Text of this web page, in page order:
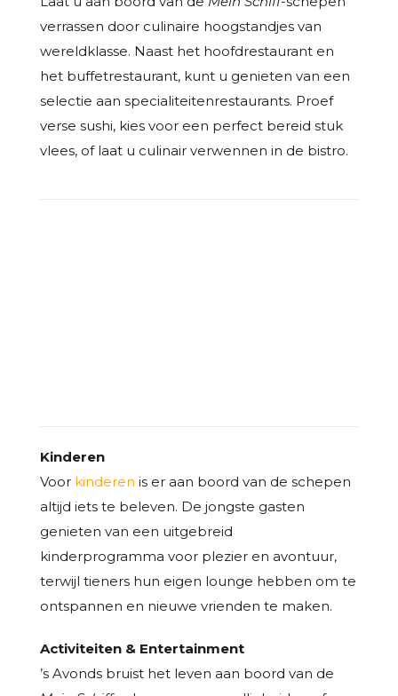
verrassen door culinaire hoogstandjes van
wereldklasse. Naast het hoofdrestaurant en
het buffetrestaurant, kunt u genieten van een
selectie aan specialiteitenrestaurants. Proef
verse sushi, kies voor een perfect bereid stuk
vlees, of laat u culinair verwennen in de bistro.
Kinderen
Voor kinderen is er aan boord van de schepen
altijd iets te beleven. De jongste gasten
genieten van een uitgebreid
kinderprogramma voor plezier en avontuur,
terwijl tieners hun eigen lounge hebben om te
ontspannen en nieuwe vrienden te maken.
Activiteiten & Entertainment
’s Avonds bruist het leven aan boord van de